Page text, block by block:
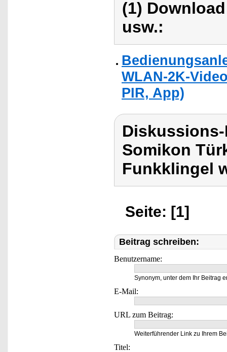
(1)
usw.:
WLAN-2K-
PIR, App)
Somikon
Funkklingel
Seite: [1]
Beitrag schreiben:
Benutzername:
Synonym, unter dem Ihr Beitrag
E-Mail:
URL zum Beitrag:
Weiterführender Link zu Ihrem
Titel: